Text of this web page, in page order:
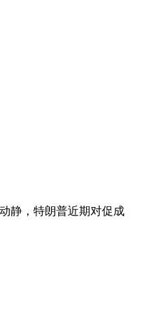
静，特朗普近期对促成